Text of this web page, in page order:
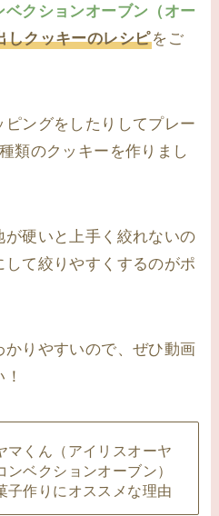
クションオーブン（オー
しクッキーのレシピをご
ングをしたりしてプレー
類のクッキーを作りまし
硬いと上手く絞れないの
て絞りやすくするのがポ
りやすいので、ぜひ動画
マくん（アイリスオーヤ
ンベクションオーブン）
子作りにオススメな理由